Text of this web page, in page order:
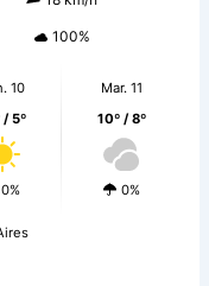
100%
10
/ 5º
0%
Mar. 11
10º / 8º
0%